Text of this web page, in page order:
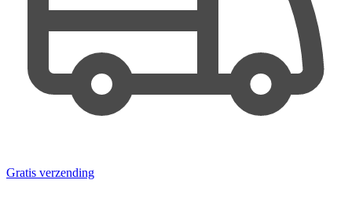
Gratis verzending